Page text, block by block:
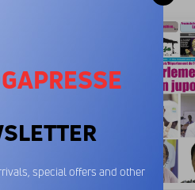
special offers and other